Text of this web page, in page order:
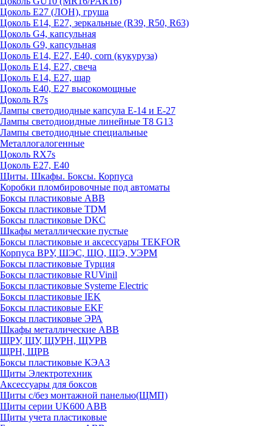
Цоколь Е27 (ЛОН), груша
Цоколь Е14, Е27, зеркальные (R39, R50, R63)
Цоколь G4, капсульная
Цоколь G9, капсульная
Цоколь Е14, Е27, Е40, corn (кукуруза)
Цоколь Е14, Е27, свеча
Цоколь Е14, Е27, шар
Цоколь Е40, Е27 высокомощные
Цоколь R7s
Лампы светодиодные капсула Е-14 и Е-27
Лампы светодиоидные линейные T8 G13
Лампы светодиодные специальные
Металлогалогенные
Цоколь RX7s
Цоколь Е27, E40
Щиты. Шкафы. Боксы. Корпуса
Коробки пломбировочные под автоматы
Боксы пластиковые ABB
Боксы пластиковые TDM
Боксы пластиковые DKC
Шкафы металлические пустые
Боксы пластиковые и аксессуары TEKFOR
Корпуса ВРУ, ШЭС, ЩО, ЩЭ, УЭРМ
Боксы пластиковые Турция
Боксы пластиковые RUVinil
Боксы пластиковые Systeme Electric
Боксы пластиковые IEK
Боксы пластиковые EKF
Боксы пластиковые ЭРА
Шкафы металлические ABB
ЩРУ, ЩУ, ЩУРН, ЩУРВ
ЩРН, ЩРВ
Боксы пластиковые КЭАЗ
Щиты Электротехник
Аксессуары для боксов
Щиты с/без монтажной панелью(ЩМП)
Щиты серии UK600 ABB
Щиты учета пластиковые